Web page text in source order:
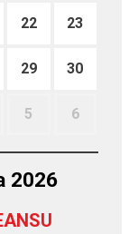
22 23
29 30
5 6
2026